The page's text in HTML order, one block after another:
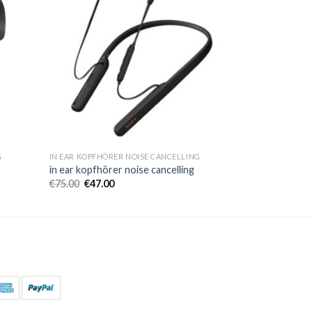
IN EAR KOPFHÖRER NOISE CANCELLING
in ear kopfhörer noise cancelling
€75.00 €47.00